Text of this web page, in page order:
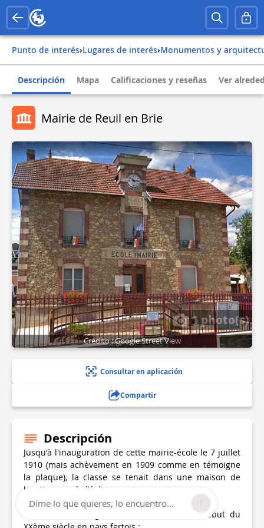
Punto de interés› Lugares de interés› Monumentos y
Descripción Mapa Calificaciones y reseñas Ver
Mairie de Reuil en Brie
1 photo(s)
Crédito : Google Street View
Consultar en aplicación
Compartir
Descripción
Jusqu'à l'inauguration de cette mairie-école le 7 juillet
1910 (mais achèvement en 1909 comme en témoigne
la plaque), la classe se tenait dans une maison de
location rue de l'église.
Cet édifice témoigne de l'architecture du début du
Dime lo que quieres, lo encuentro...